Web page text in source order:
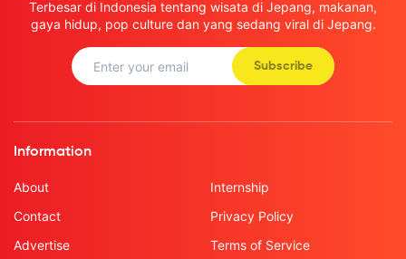
Terbesar di Indonesia tentang wisata di Jepang, makanan,
gaya hidup, pop culture dan yang sedang viral di Jepang.
Subscribe
Information
About
Contact
Advertise
Internship
Privacy Policy
Terms of Service